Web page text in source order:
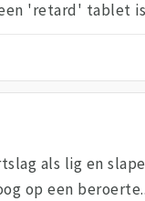
'retard' tablet
als lig en
op een beroerte..